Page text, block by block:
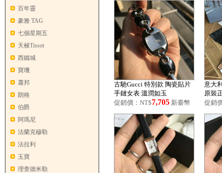
百年靈
豪雅 TAG
七個星期五
天梭Tissot
西鐵城
寶璣
蕭邦
朗格
伯爵
阿瑪尼
法蘭克穆勒
法拉利
玉寶
理查德米勒
古馳Gucci 特別款 陶瓷貼片
手鏈女表 溫潤如玉
促銷價：NT$7,705 新臺幣
意大
原裝
促銷